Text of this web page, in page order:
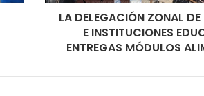
LA DELEGACIÓN ZONAL
E INSTITUCIONES
ENTREGAS MÓDULOS